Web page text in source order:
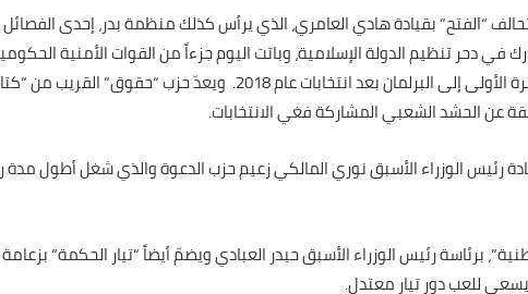
“الفتح” بقيادة هادي العامري، الذي يرأس كذلك منظمة بدر، إحدى
في دحر تنظيم الدولة الإسلامية، وباتت اليوم جزءاً من القوات الأمنية
ممثلو هذه الفصائل للمرة الأولى إلى البرلمان بعد انتخابات عام 2018. ويعدّ حزب
عن الحشد الشعبي المشاركة فغي الانتخابات.
رئيس الوزراء الأسبق نوري المالكي زعيم حزب الدعوة والذي شغل أطول مدة
برئاسة رئيس الوزراء الأسبق حيدر العبادي ويضمّ أيضاً “تيار الحكمة”
للعب دور تيار معتدل.